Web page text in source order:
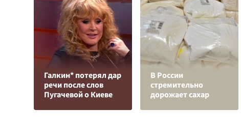
Галкин* потерял дар
речи после слов
Пугачевой о Киеве
В России
стремительно
дорожает сахар